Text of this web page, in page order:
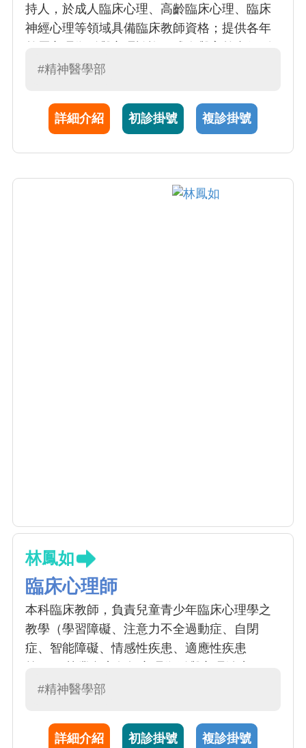
持人，於成人臨床心理、高齡臨床心理、臨床
神經心理等領域具備臨床教師資格；提供各年
心理治療及督導；治療專長為動力取向心理治
#精神醫學部
詳細介紹 初診掛號 複診掛號
林鳳如
臨床心理師
本科臨床教師，負責兒童青少年臨床心理學之
教學（學習障礙、注意力不全過動症、自閉
症、智能障礙、情感性疾患、適應性疾患
#精神醫學部
詳細介紹 初診掛號 複診掛號